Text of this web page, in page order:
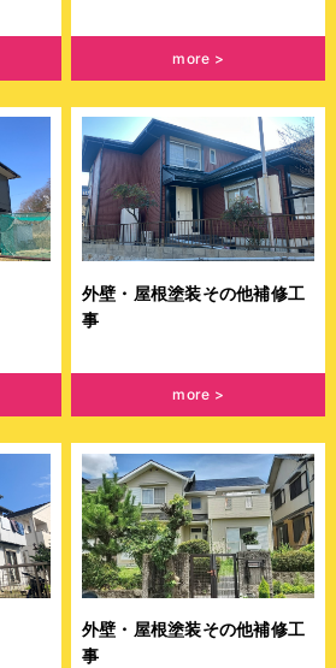
more
外壁・屋根塗装その他補修工
事
more
外壁・屋根塗装その他補修工
事